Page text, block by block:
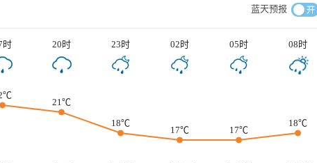
蓝天预报
时 20时 23时 02时 05时 08时
21℃
18℃
17℃ 17℃
18℃